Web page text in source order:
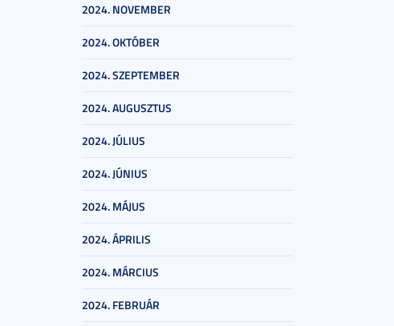
2024. NOVEMBER
2024. OKTÓBER
2024. SZEPTEMBER
2024. AUGUSZTUS
2024. JÚLIUS
2024. JÚNIUS
2024. MÁJUS
2024. ÁPRILIS
2024. MÁRCIUS
2024. FEBRUÁR